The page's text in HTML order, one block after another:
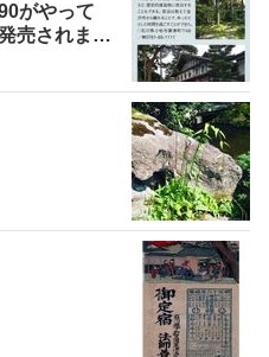
がやって
売されまし